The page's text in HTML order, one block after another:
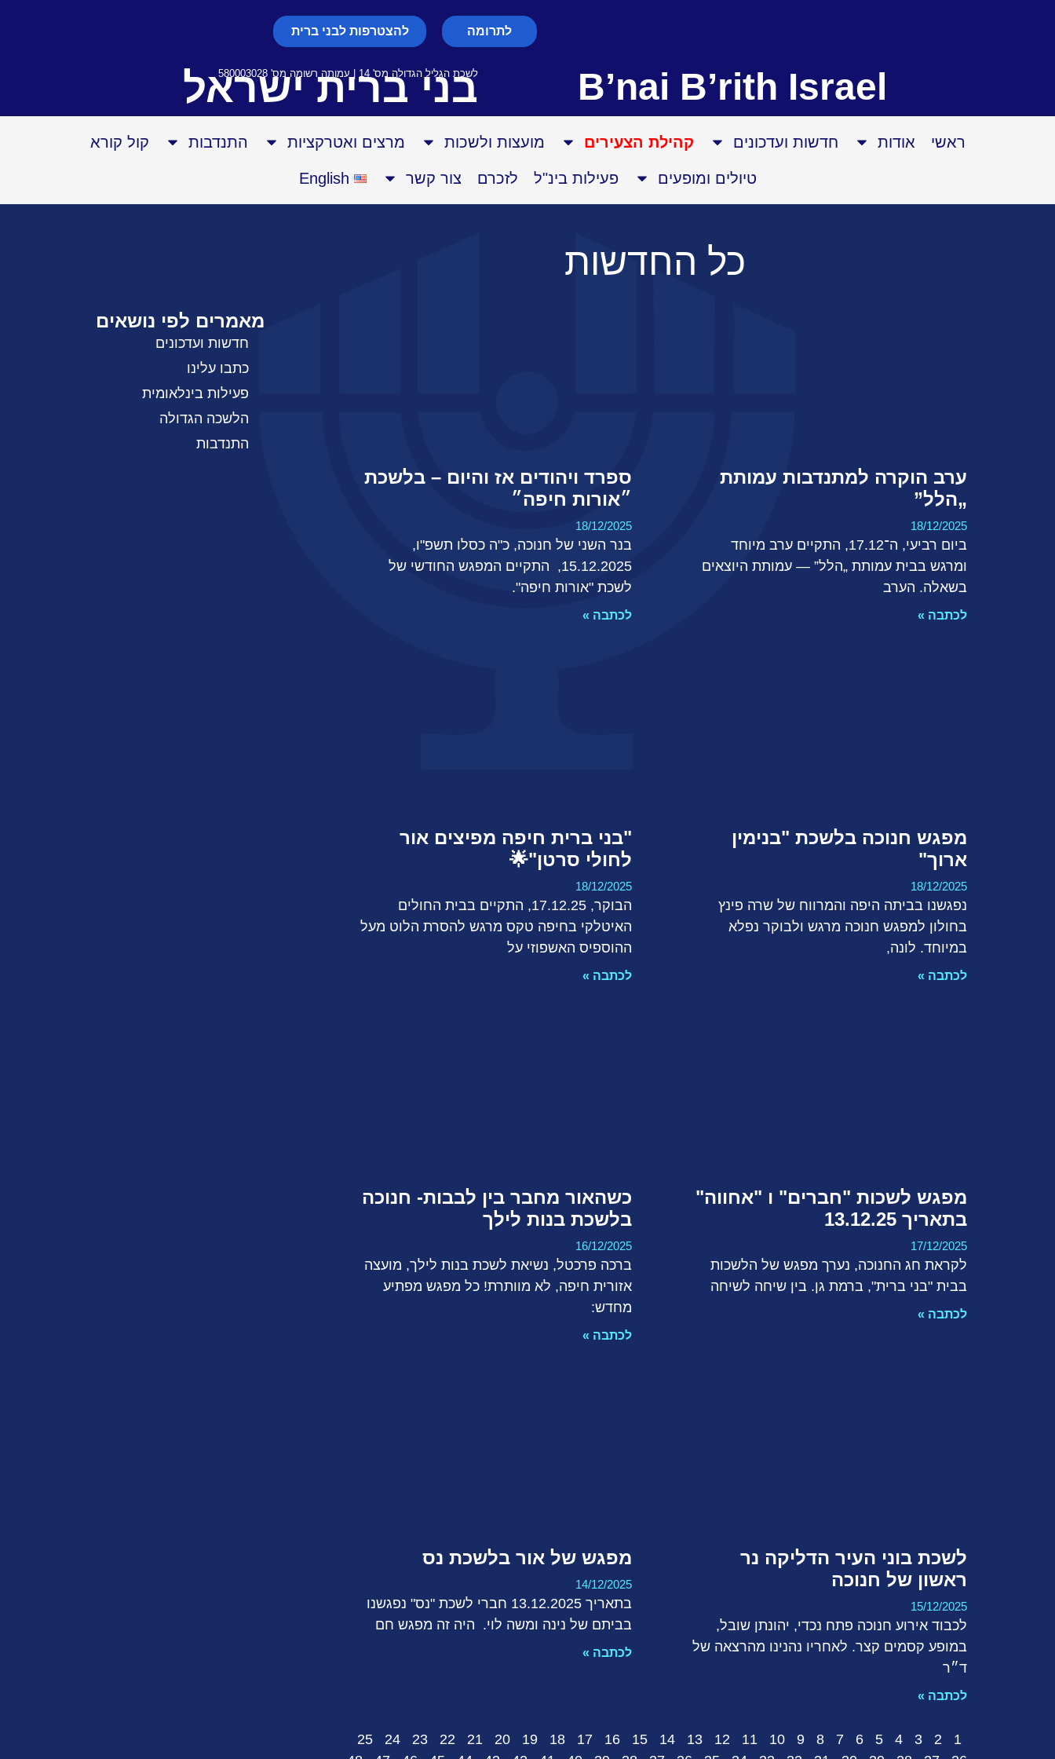
לתרומה להצטרפות לבני ברית
B’nai B’rith Israel לשכת הגליל הגדולה מס' 14 | עמותה רשומה מס' 580003028
בני ברית ישראל
ראשי אודות חדשות ועדכונים קהילת הצעירים מועצות ולשכות מרצים ואטרקציות התנדבות קול קורא
טיולים ומופעים פעילות בינ"ל לזכרם צור קשר English
כל החדשות
ערב הוקרה למתנדבות עמותת
„הלל”
18/12/2025
ביום רביעי, ה־17.12, התקיים ערב מיוחד
ומרגש בבית עמותת „הלל” — עמותת היוצאים
בשאלה. הערב
לכתבה »
ספרד ויהודים אז והיום – בלשכת
״אורות חיפה״
18/12/2025
בנר השני של חנוכה, כ"ה כסלו תשפ"ו,
15.12.2025, התקיים המפגש החודשי של
לשכת "אורות חיפה".
לכתבה »
מפגש חנוכה בלשכת "בנימין
ארוך"
18/12/2025
נפגשנו בביתה היפה והמרווח של שרה פינץ
בחולון למפגש חנוכה מרגש ולבוקר נפלא
במיוחד. לונה,
לכתבה »
"בני ברית חיפה מפיצים אור
לחולי סרטן"🌟
18/12/2025
הבוקר, 17.12.25, התקיים בבית החולים
האיטלקי בחיפה טקס מרגש להסרת הלוט מעל
ההוספיס האשפוזי על
לכתבה »
מפגש לשכות "חברים" ו "אחווה"
בתאריך 13.12.25
17/12/2025
לקראת חג החנוכה, נערך מפגש של הלשכות
בבית "בני ברית", ברמת גן. בין שיחה לשיחה
לכתבה »
כשהאור מחבר בין לבבות- חנוכה
בלשכת בנות לילך
16/12/2025
ברכה פרכטל, נשיאת לשכת בנות לילך, מועצה
אזורית חיפה, לא מוותרת! כל מפגש מפתיע
מחדש:
לכתבה »
לשכת בוני העיר הדליקה נר
ראשון של חנוכה
15/12/2025
לכבוד אירוע חנוכה פתח נכדי, יהונתן שובל,
במופע קסמים קצר. לאחריו נהנינו מהרצאה של
ד״ר
לכתבה »
מפגש של אור בלשכת נס
14/12/2025
בתאריך 13.12.2025 חברי לשכת "נס" נפגשנו
בביתם של נינה ומשה לוי. היה זה מפגש חם
לכתבה »
1
2
3
4
5
6
7
8
9
10
11
12
13
14
15
16
17
18
19
20
21
22
23
24
25
מאמרים לפי נושאים
חדשות ועדכונים
כתבו עלינו
פעילות בינלאומית
הלשכה הגדולה
התנדבות